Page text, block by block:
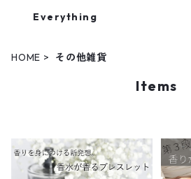
Everything
HOME その他雑貨
Items